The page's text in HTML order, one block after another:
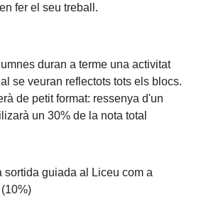
fer el seu treball.
duran a terme una activitat
se veuran reflectots tots els blocs.
de petit format: ressenya d'un
un 30% de la nota total
sortida guiada al Liceu com a